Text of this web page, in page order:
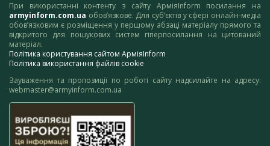
При використанні контенту з сайту АрміяInform посилання на
armyinform.com.ua обов’язкове. Для суб’єктів у сфері онлайн-медіа
обов’язковим є розміщення у першому абзаці матеріалу прямого та
відкритого для пошукових систем гіперпосилання на цитований
матеріал.
Політика користування сайтом АрміяInform
Політика використання файлів cookie
Зауваження та пропозиції по роботі сайту надсилайте на адресу:
webmaster@armyinform.com.ua